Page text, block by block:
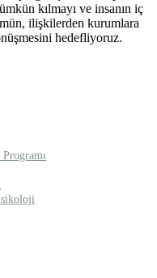
kılmayı ve insanın iç
ilişkilerden kurumlara
hedefliyoruz.